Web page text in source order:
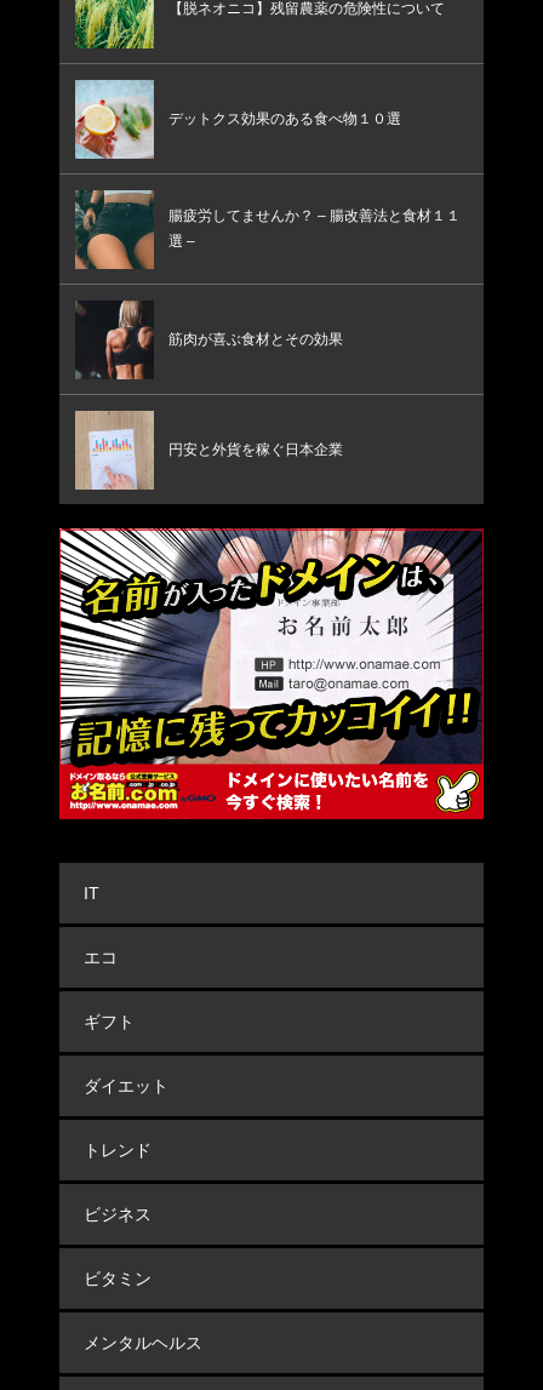
【脱ネオニコ】残留農薬の危険性について
デットクス効果のある食べ物１０選
腸疲労してませんか？ – 腸改善法と食材１１
選 –
筋肉が喜ぶ食材とその効果
円安と外貨を稼ぐ日本企業
IT
エコ
ギフト
ダイエット
トレンド
ビジネス
ビタミン
メンタルヘルス